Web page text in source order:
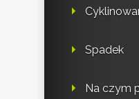
Spadek
Na czym